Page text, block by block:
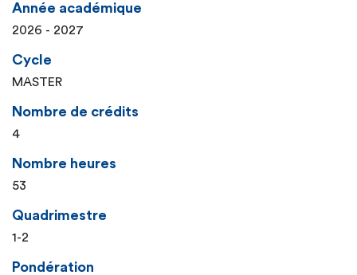
Année académique
2026 - 2027
Cycle
MASTER
Nombre de crédits
4
Nombre heures
53
Quadrimestre
1-2
Pondération